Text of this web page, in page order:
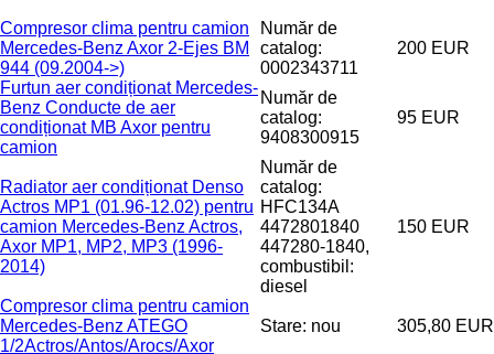
Compresor clima pentru camion
Mercedes-Benz Axor 2-Ejes BM
944 (09.2004->)
Număr de
catalog:
0002343711
200 EUR
Furtun aer condiționat Mercedes-
Benz Conducte de aer
condiționat MB Axor pentru
camion
Număr de
catalog:
9408300915
95 EUR
Radiator aer condiționat Denso
Actros MP1 (01.96-12.02) pentru
camion Mercedes-Benz Actros,
Axor MP1, MP2, MP3 (1996-
2014)
Număr de
catalog:
HFC134A
4472801840
447280-1840,
combustibil:
diesel
150 EUR
Compresor clima pentru camion
Mercedes-Benz ATEGO
1/2Actros/Antos/Arocs/Axor
Stare: nou 305,80 EUR